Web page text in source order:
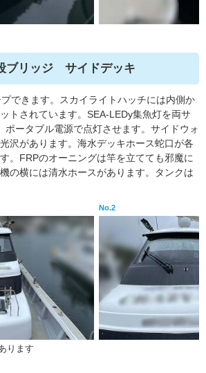
ブリッジ サイドデッキ
できます。スカイライトハッチには内側か
トされています。SEA-LEDy集魚灯を両サ
ポータブル電源で点灯させます。サイドウォ
沢があります。海水デッキホース蛇口が各
。FRPのオーニングは竿を立てても邪魔に
の横には清水ホースがあります。タンクは
ります
No.2